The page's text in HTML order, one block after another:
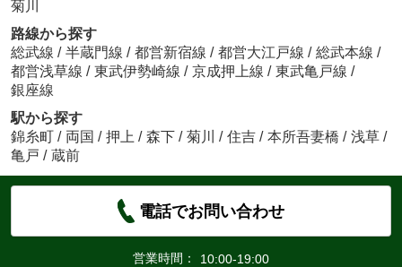
菊川
路線から探す
総武線 / 半蔵門線 / 都営新宿線 / 都営大江戸線 / 総武本線 /
都営浅草線 / 東武伊勢崎線 / 京成押上線 / 東武亀戸線 /
銀座線
駅から探す
錦糸町 / 両国 / 押上 / 森下 / 菊川 / 住吉 / 本所吾妻橋 / 浅草 /
亀戸 / 蔵前
電話でお問い合わせ
営業時間：
10:00-19:00